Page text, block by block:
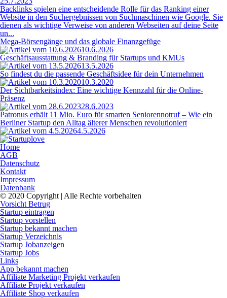
Backlinks spielen eine entscheidende Rolle für das Ranking einer
Website in den Suchergebnissen von Suchmaschinen wie Google. Sie
dienen als wichtige Verweise von anderen Webseiten auf deine Seite
un...
Mega-Börsengänge und das globale Finanzgefüge
10.6.2026
Geschäftsausstattung & Branding für Startups und KMUs
13.5.2026
So findest du die passende Geschäftsidee für dein Unternehmen
10.3.2020
Der Sichtbarkeitsindex: Eine wichtige Kennzahl für die Online-
Präsenz
28.6.2023
Patronus erhält 11 Mio. Euro für smarten Seniorennotruf – Wie ein
Berliner Startup den Alltag älterer Menschen revolutioniert
4.5.2026
Home
AGB
Datenschutz
Kontakt
Impressum
Datenbank
© 2020 Copyright | Alle Rechte vorbehalten
Vorsicht Betrug
Startup eintragen
Startup vorstellen
Startup bekannt machen
Startup Verzeichnis
Startup Jobanzeigen
Startup Jobs
Links
App bekannt machen
Affiliate Marketing Projekt verkaufen
Affiliate Projekt verkaufen
Affiliate Shop verkaufen